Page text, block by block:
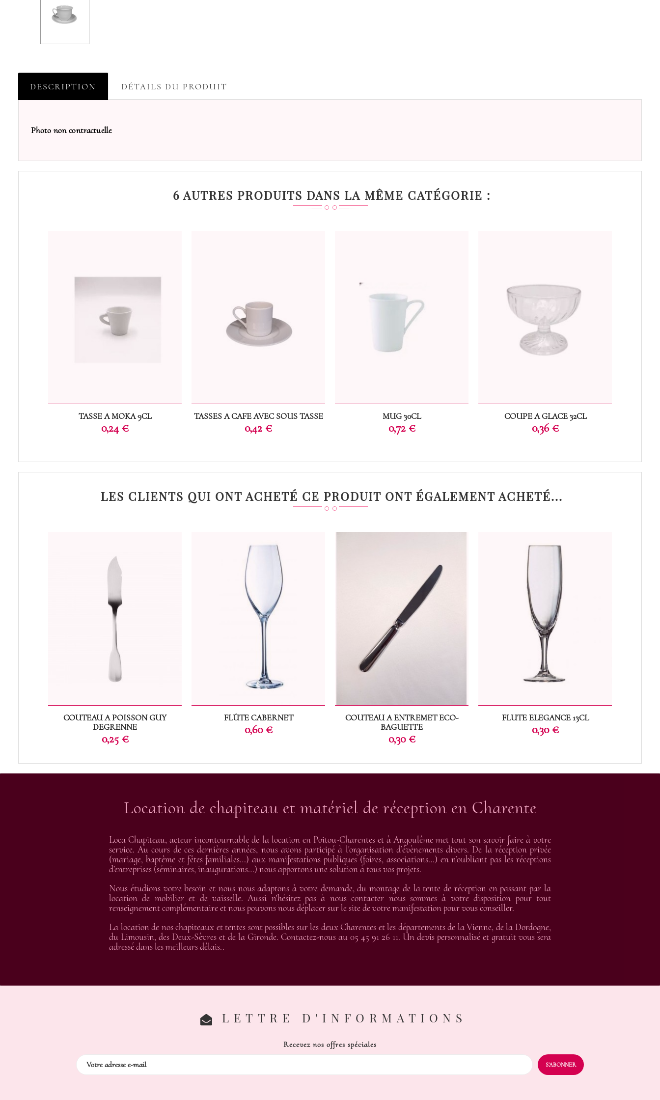
DESCRIPTION DÉTAILS DU PRODUIT
Photo non contractuelle
6 AUTRES PRODUITS DANS LA MÊME CATÉGORIE :
TASSE A MOKA 9CL
Prix
0,24 €
TASSES A CAFE AVEC SOUS TASSE
Prix
0,42 €
MUG 30CL
Prix
0,72 €
COUPE A GLACE 32CL
Prix
0,36 €
LES CLIENTS QUI ONT ACHETÉ CE PRODUIT ONT ÉGALEMENT ACHETÉ...
COUTEAU A POISSON GUY
DEGRENNE
Prix
0,25 €
FLÛTE CABERNET
Prix
0,60 €
COUTEAU A ENTREMET ECO-
BAGUETTE
Prix
0,30 €
FLUTE ELEGANCE 13CL
Prix
0,30 €
Location de chapiteau et matériel de réception en Charente
Loca Chapiteau, acteur incontournable de la location en Poitou-Charentes et à Angoulême met tout son savoir faire à votre
service. Au cours de ces dernières années, nous avons participé à l'organisation d’évènements divers. De la réception privée
(mariage, baptême et fêtes familiales…) aux manifestations publiques (foires, associations…) en n’oubliant pas les réceptions
d’entreprises (séminaires, inaugurations…) nous apportons une solution à tous vos projets.
Nous étudions votre besoin et nous nous adaptons à votre demande, du montage de la tente de réception en passant par la
location de mobilier et de vaisselle. Aussi n'hésitez pas à nous contacter nous sommes à votre disposition pour tout
renseignement complémentaire et nous pouvons nous déplacer sur le site de votre manifestation pour vous conseiller.
La location de nos chapiteaux et tentes sont possibles sur les deux Charentes et les départements de la Vienne, de la Dordogne,
du Limousin, des Deux-Sèvres et de la Gironde. Contactez-nous au 05 45 91 26 11. Un devis personnalisé et gratuit vous sera
adressé dans les meilleurs délais..
LETTRE D'INFORMATIONS
Recevez nos offres spéciales